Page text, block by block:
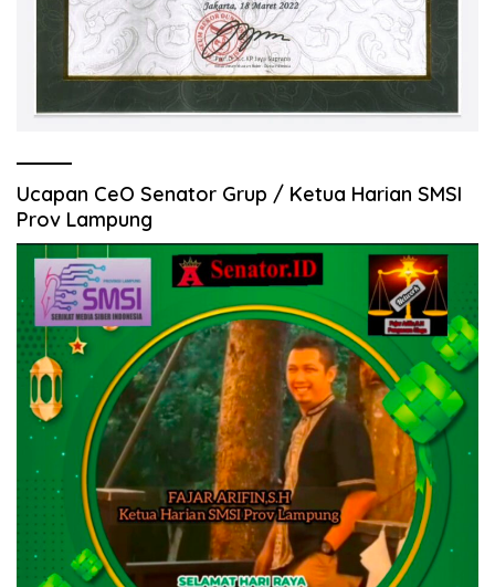
Ucapan CeO Senator Grup / Ketua Harian SMSI
Prov Lampung